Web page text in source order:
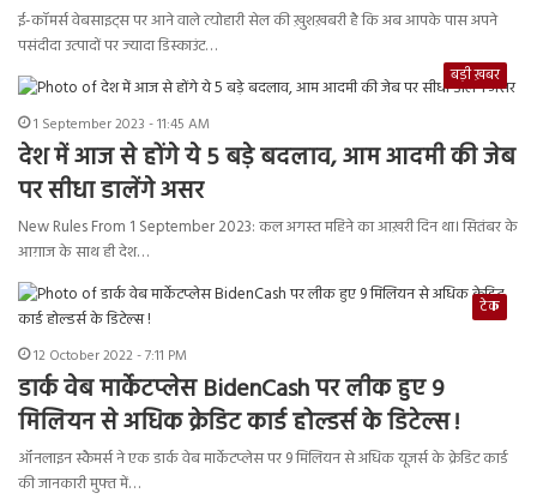
ई-कॉमर्स वेबसाइट्स पर आने वाले त्योहारी सेल की ख़ुशख़बरी है कि अब आपके पास अपने
पसंदीदा उत्पादों पर ज्यादा डिस्काउंट…
बड़ी ख़बर
1 September 2023 - 11:45 AM
देश में आज से होंगे ये 5 बड़े बदलाव, आम आदमी की जेब
पर सीधा डालेंगे असर
New Rules From 1 September 2023: कल अगस्त महिने का आख़री दिन था। सितंबर के
आग़ाज के साथ ही देश…
टेक
12 October 2022 - 7:11 PM
डार्क वेब मार्केटप्लेस BidenCash पर लीक हुए 9
मिलियन से अधिक क्रेडिट कार्ड होल्डर्स के डिटेल्स !
ऑनलाइन स्कैमर्स ने एक डार्क वेब मार्केटप्लेस पर 9 मिलियन से अधिक यूजर्स के क्रेडिट कार्ड
की जानकारी मुफ्त में…